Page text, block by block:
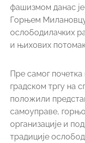
фашизмом данас
Горњем
ослободилачких
и њихових
Пре самог
градском тргу на
положили
самоуправе,
организације и
традиције